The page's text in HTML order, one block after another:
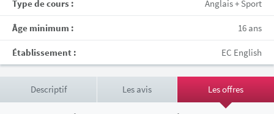
Type de cours : Anglais + Sport
Âge minimum : 16 ans
Établissement : EC English
Descriptif Les avis Les offres